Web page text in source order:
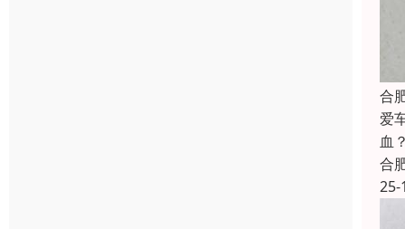
合
爱
血
合
25-